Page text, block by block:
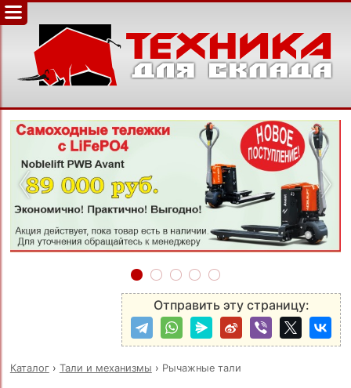
‹ ›
Отправить эту страницу:
Каталог› Тали и механизмы › Рычажные тали